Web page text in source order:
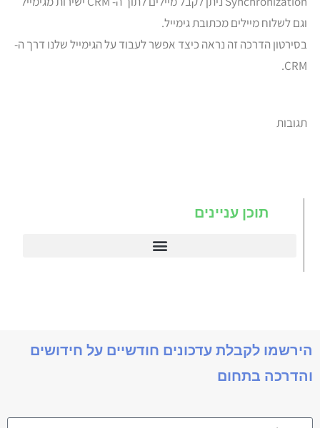
וגם לשלוח מיילים מכתובת גימייל.
בסירטון הדרכה זה נראה כיצד אפשר לעבוד על הגימייל שלנו דרך ה-
CRM.
תגובות
תוכן עניינים
הירשמו לקבלת עדכונים חודשיים על חידושים
והדרכה בתחום